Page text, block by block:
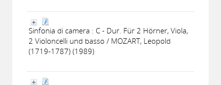
Sinfonia di camera : C - Dur. Für 2 Hörner, Viola,
2 Violoncelli und basso / MOZART, Leopold
(1719-1787) (1989)